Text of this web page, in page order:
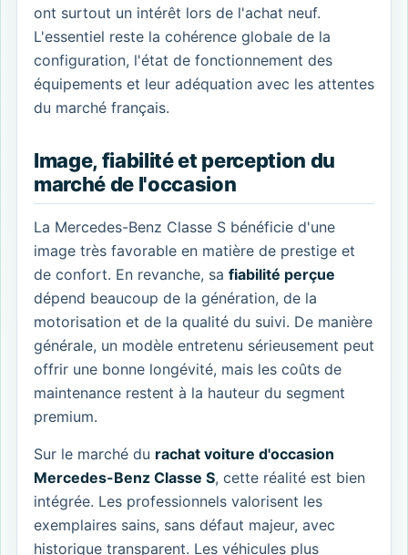
ont surtout un intérêt lors de l'achat neuf.
L'essentiel reste la cohérence globale de la
configuration, l'état de fonctionnement des
équipements et leur adéquation avec les attentes
du marché français.
Image, fiabilité et perception du
marché de l'occasion
La Mercedes-Benz Classe S bénéficie d'une
image très favorable en matière de prestige et
de confort. En revanche, sa fiabilité perçue
dépend beaucoup de la génération, de la
motorisation et de la qualité du suivi. De manière
générale, un modèle entretenu sérieusement peut
offrir une bonne longévité, mais les coûts de
maintenance restent à la hauteur du segment
premium.
Sur le marché du rachat voiture d'occasion
Mercedes-Benz Classe S, cette réalité est bien
intégrée. Les professionnels valorisent les
exemplaires sains, sans défaut majeur, avec
historique transparent. Les véhicules plus